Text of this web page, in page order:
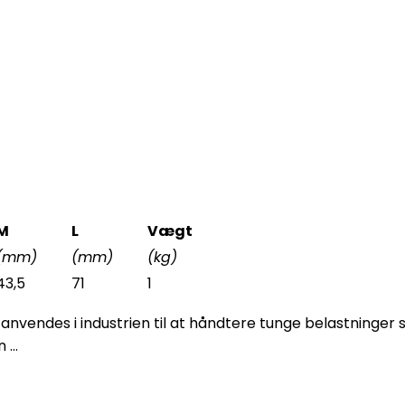
L
Vægt
(mm)
(kg)
71
1
i industrien til at håndtere tunge
...